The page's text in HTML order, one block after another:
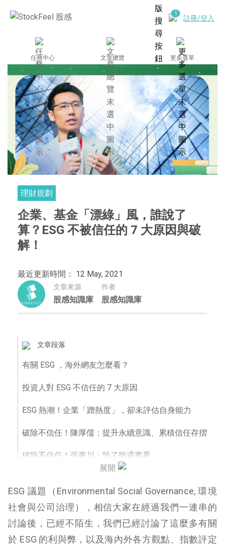
註冊/登入
任務中心 文章總覽 更多選單
理財規劃
企業、基金「漂綠」風，誰說了
算？ESG 不被信任的 7 大原因與破
解！
最近更新時間： 12 May, 2021
文章來源
股感知識庫
作者
股感知識庫
文章段落
有關 ESG ，海外網友怎麼看？
投資人對 ESG 不信任的 7 大原因
ESG 熱潮！企業「蹭熱度」，卻未評估自身能力
破除不信任！陳厚儒：提升永續意識、累積信任存摺
破除不信任！張雍川：除了聽還要看
嗎？
展開
ESG 議題（Environmental Social Governance, 環境
社會與公司治理），相信大家在經過我們一連串的
討論後，已經不陌生，我們已經討論了這麼多有關
於 ESG 的利與弊，以及海內外各方觀點、指數評定